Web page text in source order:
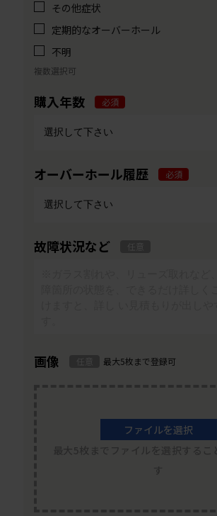
その他症状
定期的なオーバーホール
不明
複数選択可
購入年数 必須
オーバーホール履歴 必須
故障状況など
画像 最大5枚まで登録可
ファイルを選択